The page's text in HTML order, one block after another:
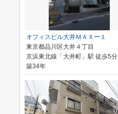
オフィスビル大井ＭＡＸー１
東京都品川区大井４丁目
京浜東北線「大井町」駅 徒歩5分
築34年